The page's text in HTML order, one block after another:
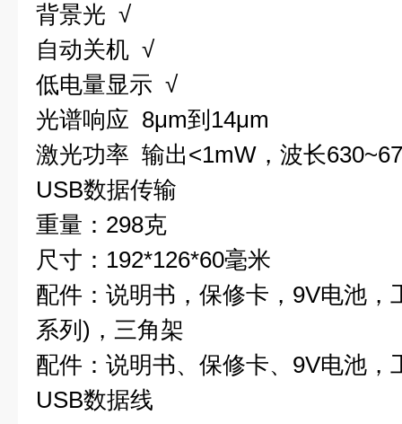
背景光 √
自动关机 √
低电量显示 √
光谱响应 8μm到14μm
激光功率 输出<1mW，波长
USB数据传输
重量：298克
尺寸：192*126*60毫米
配件：说明书，保修卡，9V电池，
系列)，三角架
配件：说明书、保修卡、9V电池，
USB数据线